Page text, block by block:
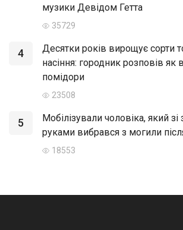
музики Девідом Гетта
35729
4
Десятки років вирощує сорти
насіння: городник розповів як
помідори
23508
5
Мобілізували чоловіка, який зі
руками вибрався з могили
18553